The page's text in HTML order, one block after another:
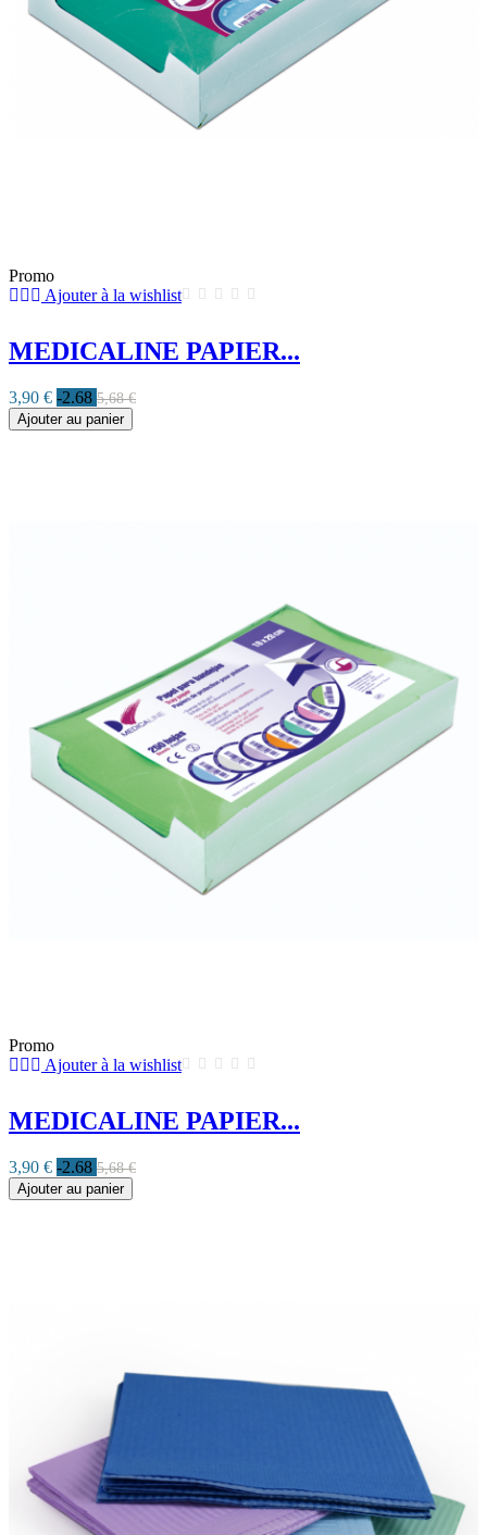
Promo
Ajouter à la wishlist
MEDICALINE PAPIER...
3,90 € -2.68 5,68 €
Ajouter au panier
Promo
Ajouter à la wishlist
MEDICALINE PAPIER...
3,90 € -2.68 5,68 €
Ajouter au panier